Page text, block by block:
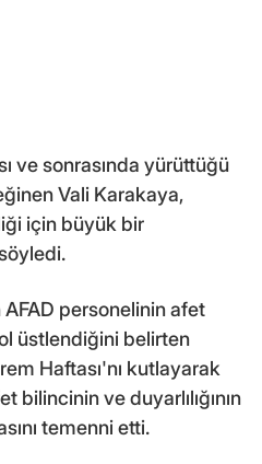
ve sonrasında yürüttüğü
Vali Karakaya,
için büyük bir
personelinin afet
üstlendiğini belirten
Haftası'nı kutlayarak
bilincinin ve duyarlılığının
temenni etti.